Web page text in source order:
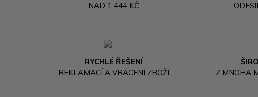
NAD 1 444 KČ
RYCHLÉ ŘEŠENÍ
REKLAMACÍ A VRÁCENÍ ZBOŽÍ
Z MNOHA